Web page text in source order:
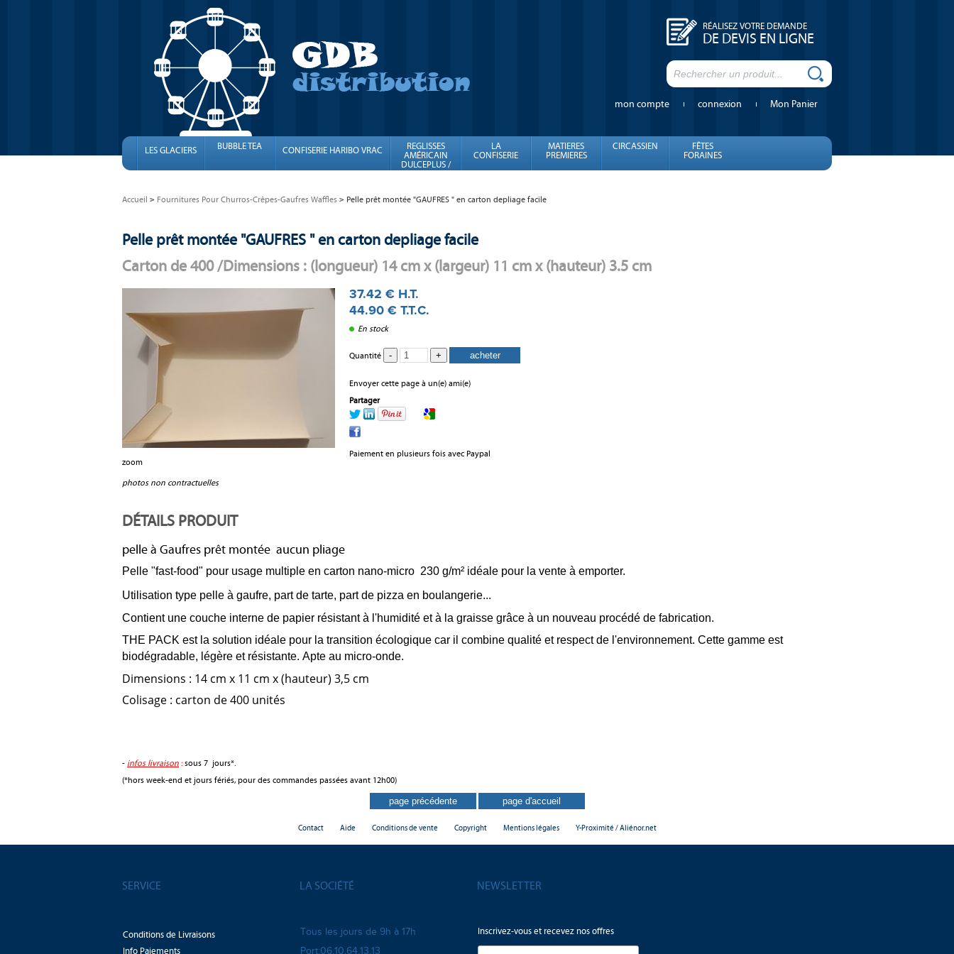
mon compte connexion Mon Panier
LES GLACIERS BUBBLE TEA CONFISERIE HARIBO VRAC
REGLISSES
AMÉRICAIN
DULCEPLUS /
FINI
LA
CONFISERIE
MATIERES
PREMIERES
CIRCASSIEN
FÊTES
FORAINES
Accueil Fournitures Pour Churros-Crêpes-Gaufres Waffles Pelle prêt montée "GAUFRES " en carton depliage facile
Pelle prêt montée "GAUFRES " en carton depliage facile
Carton de 400 /Dimensions : (longueur) 14 cm x (largeur) 11 cm x (hauteur) 3.5 cm
zoom
photos non contractuelles
37.42 € H.T.
44.90 € T.T.C.
En stock
Quantité
Envoyer cette page à un(e) ami(e)
Partager
Paiement en plusieurs fois avec Paypal
DÉTAILS PRODUIT
pelle à Gaufres prêt montée aucun pliage
Pelle "fast-food" pour usage multiple en carton nano-micro 230 g/m² idéale pour la vente à emporter.
Utilisation type pelle à gaufre, part de tarte, part de pizza en boulangerie...
Contient une couche interne de papier résistant à l'humidité et à la graisse grâce à un nouveau procédé de fabrication.
THE PACK est la solution idéale pour la transition écologique car il combine qualité et respect de l'environnement. Cette gamme est
biodégradable, légère et résistante. Apte au micro-onde.
Dimensions : 14 cm x 11 cm x (hauteur) 3,5 cm
Colisage : carton de 400 unités
- infos livraison : sous 7 jours*.
(*hors week-end et jours fériés, pour des commandes passées avant 12h00)
Contact Aide Conditions de vente Copyright Mentions légales Y-Proximité / Aliénor.net
SERVICE LA SOCIÉTÉ NEWSLETTER
Conditions de Livraisons
Info Paiements
Tous les jours de 9h à 17h
Port:06.10.64.13.13
Inscrivez-vous et recevez nos offres
RÉALISEZ VOTRE DEMANDE
DE DEVIS EN LIGNE